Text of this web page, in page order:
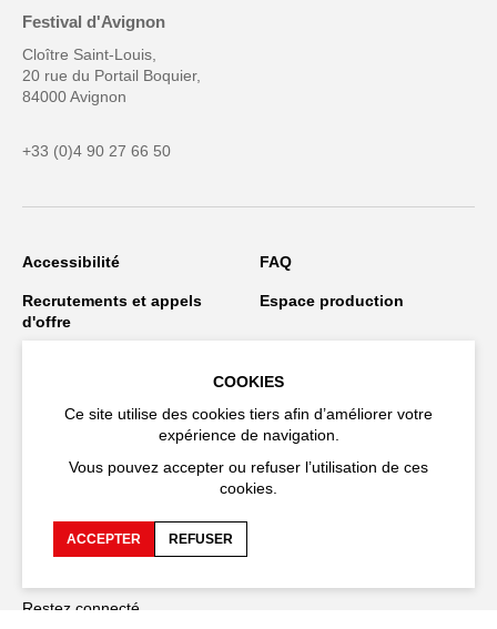
Festival d'Avignon
Cloître Saint-Louis,
20 rue du Portail Boquier,
84000 Avignon
+33 (0)4 90 27 66 50
Accessibilité FAQ
Recrutements et appels
d'offre
Espace production
téléchargements
Crédits
Protection des données
Spectacles en tournée
Restez connecté
COOKIES
Ce site utilise des cookies tiers afin d’améliorer votre
expérience de navigation.
Vous pouvez accepter ou refuser l’utilisation de ces
cookies.
ACCEPTER REFUSER